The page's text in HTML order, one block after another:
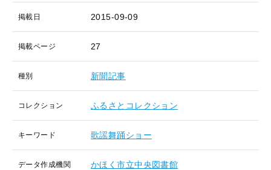
掲載日 2015-09-09
掲載ページ 27
種別 新聞記事
コレクション ふるさとコレクション
キーワード 歌謡舞踊ショー
データ作成機関 かほく市立中央図書館